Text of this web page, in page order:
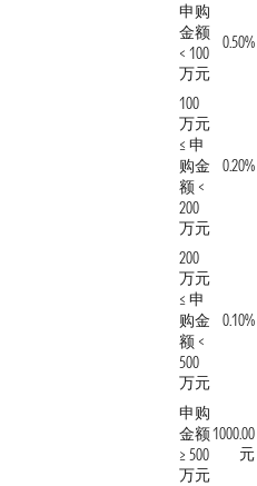
申购
金额
< 100
万元
0.50%
100
万元
≤ 申
购金
额 <
200
万元
0.20%
200
万元
≤ 申
购金
额 <
500
万元
0.10%
申购
金额
≥ 500
万元
1000.00
元